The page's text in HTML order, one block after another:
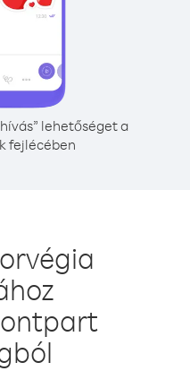
lehetőséget a
fejlécében